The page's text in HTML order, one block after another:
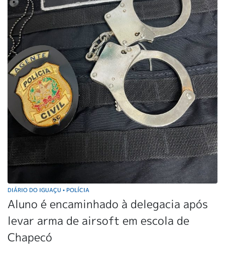
DIÁRIO DO IGUAÇU • POLÍCIA
Aluno é encaminhado à delegacia após
levar arma de airsoft em escola de
Chapecó